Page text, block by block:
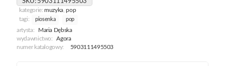
SKU: 5903111495503
kategorie:muzyka,pop
tagi:
piosenka pop
artysta:
Maria Dębska
wydawnictwo:
Agora
numer katalogowy:
5903111495503